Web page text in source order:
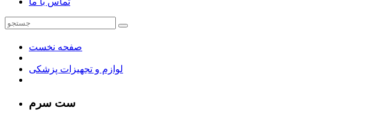
صفحه نخست
لوازم و تجهیزات پزشکی
ست سرم